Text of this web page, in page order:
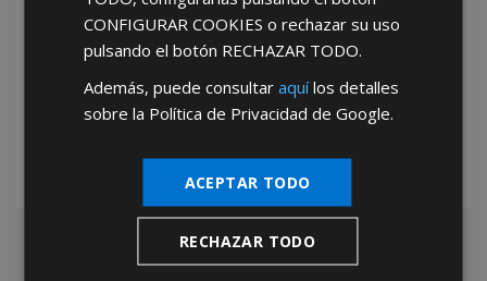
*Abstenerse particulares, sólo venta a tiendas y empresas minoristas y
CONFIGURAR COOKIES o rechazar su uso
pulsando el botón RECHAZAR TODO.
Además, puede consultaraquílos detalles
sobre la Política de Privacidad de Google.
ACEPTAR TODO
RECHAZAR TODO